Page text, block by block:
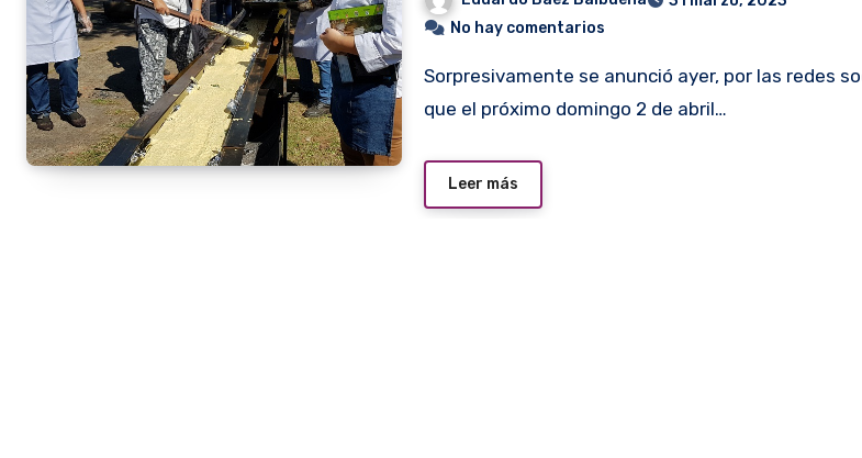
No hay comentarios
Sorpresivamente se anunció ayer, por las redes sociales,
que el próximo domingo 2 de abril…
Leer más